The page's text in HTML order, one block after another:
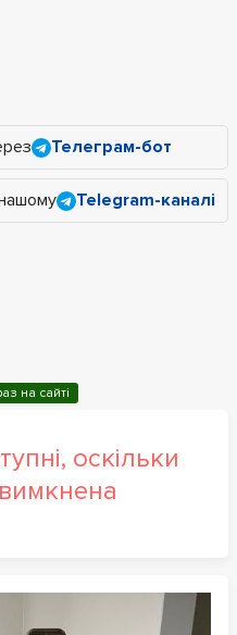
Телеграм-бот
Telegram-каналі
на сайті
оскільки